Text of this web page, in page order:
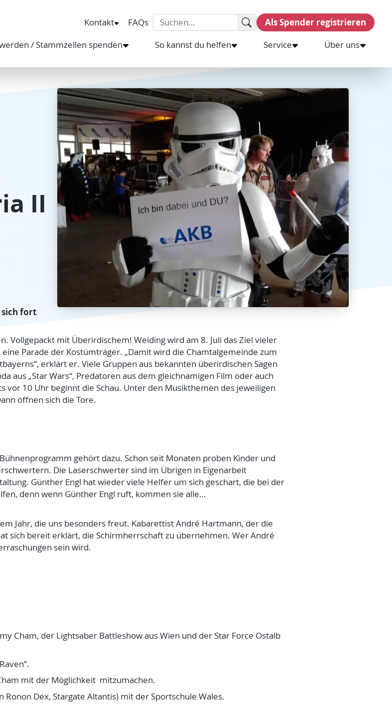
Kontakt FAQs Search for: Als Spender registrieren
/ Stammzellen spenden So kannst du helfen Service Über uns
II
sich fort
Vollgepackt mit Überirdischem! Weiding wird am 8. Juli das Ziel vieler
Parade der Kostümträger. „Damit wird die Chamtalgemeinde zum
erklärt er. Viele Gruppen aus bekannten überirdischen Sagen
aus „Star Wars“, Predatoren aus dem gleichnamigen Film oder auch
vor 10 Uhr beginnt die Schau. Unter den Musikthemen des jeweiligen
öffnen sich die Tore.
gehört dazu. Schon seit Monaten proben Kinder und
Die Laserschwerter sind im Übrigen in Eigenarbeit
Günther Engl hat wieder viele Helfer um sich geschart, die bei der
denn wenn Günther Engl ruft, kommen sie alle…
Jahr, die uns besonders freut. Kabarettist André Hartmann, der die
sich bereit erklärt, die Schirmherrschaft zu übernehmen. Wer André
sein wird.
Cham, der Lightsaber Battleshow aus Wien und der Star Force Ostalb
mit der Möglichkeit mitzumachen.
Ronon Dex, Stargate Altantis) mit der Sportschule Wales.